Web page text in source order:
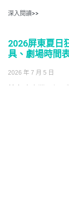
深入閱讀>>
2026屏東夏日
具、劇場時間
2026 年 7 月 5 日